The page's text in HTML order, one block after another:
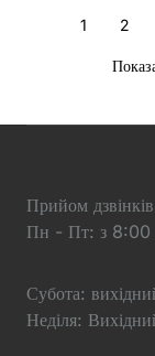
1 2
Прийом дзвінків
Пн - Пт: з 8:00
Субота:
Неділя: